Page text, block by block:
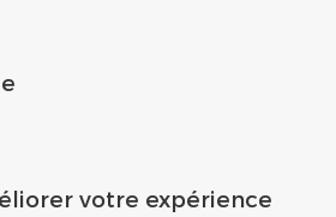
votre expérience